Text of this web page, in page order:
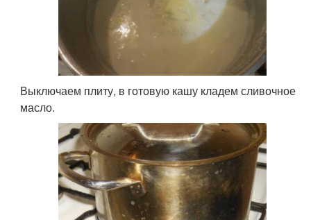
Выключаем плиту, в готовую кашу кладем сливочное
масло.